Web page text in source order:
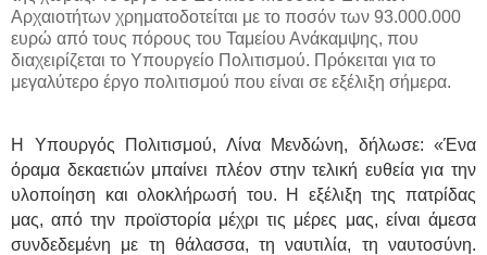
Αρχαιοτήτων χρηματοδοτείται με το ποσόν των 93.000.000
ευρώ από τους πόρους του Ταμείου Ανάκαμψης, που
διαχειρίζεται το Υπουργείο Πολιτισμού. Πρόκειται για το
μεγαλύτερο έργο πολιτισμού που είναι σε εξέλιξη σήμερα.
Η Υπουργός Πολιτισμού, Λίνα Μενδώνη, δήλωσε: «Ένα
όραμα δεκαετιών μπαίνει πλέον στην τελική ευθεία για την
υλοποίηση και ολοκλήρωσή του. Η εξέλιξη της πατρίδας
μας, από την προϊστορία μέχρι τις μέρες μας, είναι άμεσα
συνδεδεμένη με τη θάλασσα, τη ναυτιλία, τη ναυτοσύνη.